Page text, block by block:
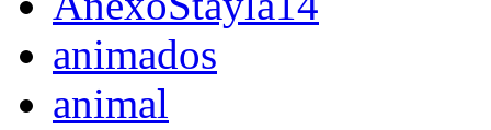
animados
animal